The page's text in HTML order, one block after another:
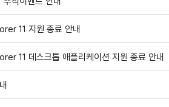
11 지원 종료 안내
11 데스크톱 애플리케이션 지원 종료 안내